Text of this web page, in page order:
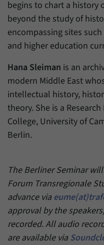
begins to chart a history
beyond the study of
encompassing sites
and higher education
Hana Sleiman is an
modern Middle East
intellectual history,
theory. She is a
College, University of
Berlin.
The Berliner Seminar
Forum Transregionale
advance via
approval by the
recorded. All audio
are available via
Zweck
generierte
Ihrer
Webseiten-
speichern,
Name _pk_ref
Anbieter
Laufzeit 6 Monate
Zweck
Mit diesem
welcher
Besucher
Name _pk_ses
Matomo
Laufzeit 30 Minuten
Mit